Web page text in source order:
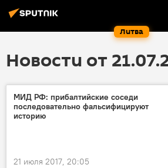
Литва
Новости от
МИД РФ: прибалтийские соседи
последовательно фальсифицируют
историю
21 июля 2017, 20:05